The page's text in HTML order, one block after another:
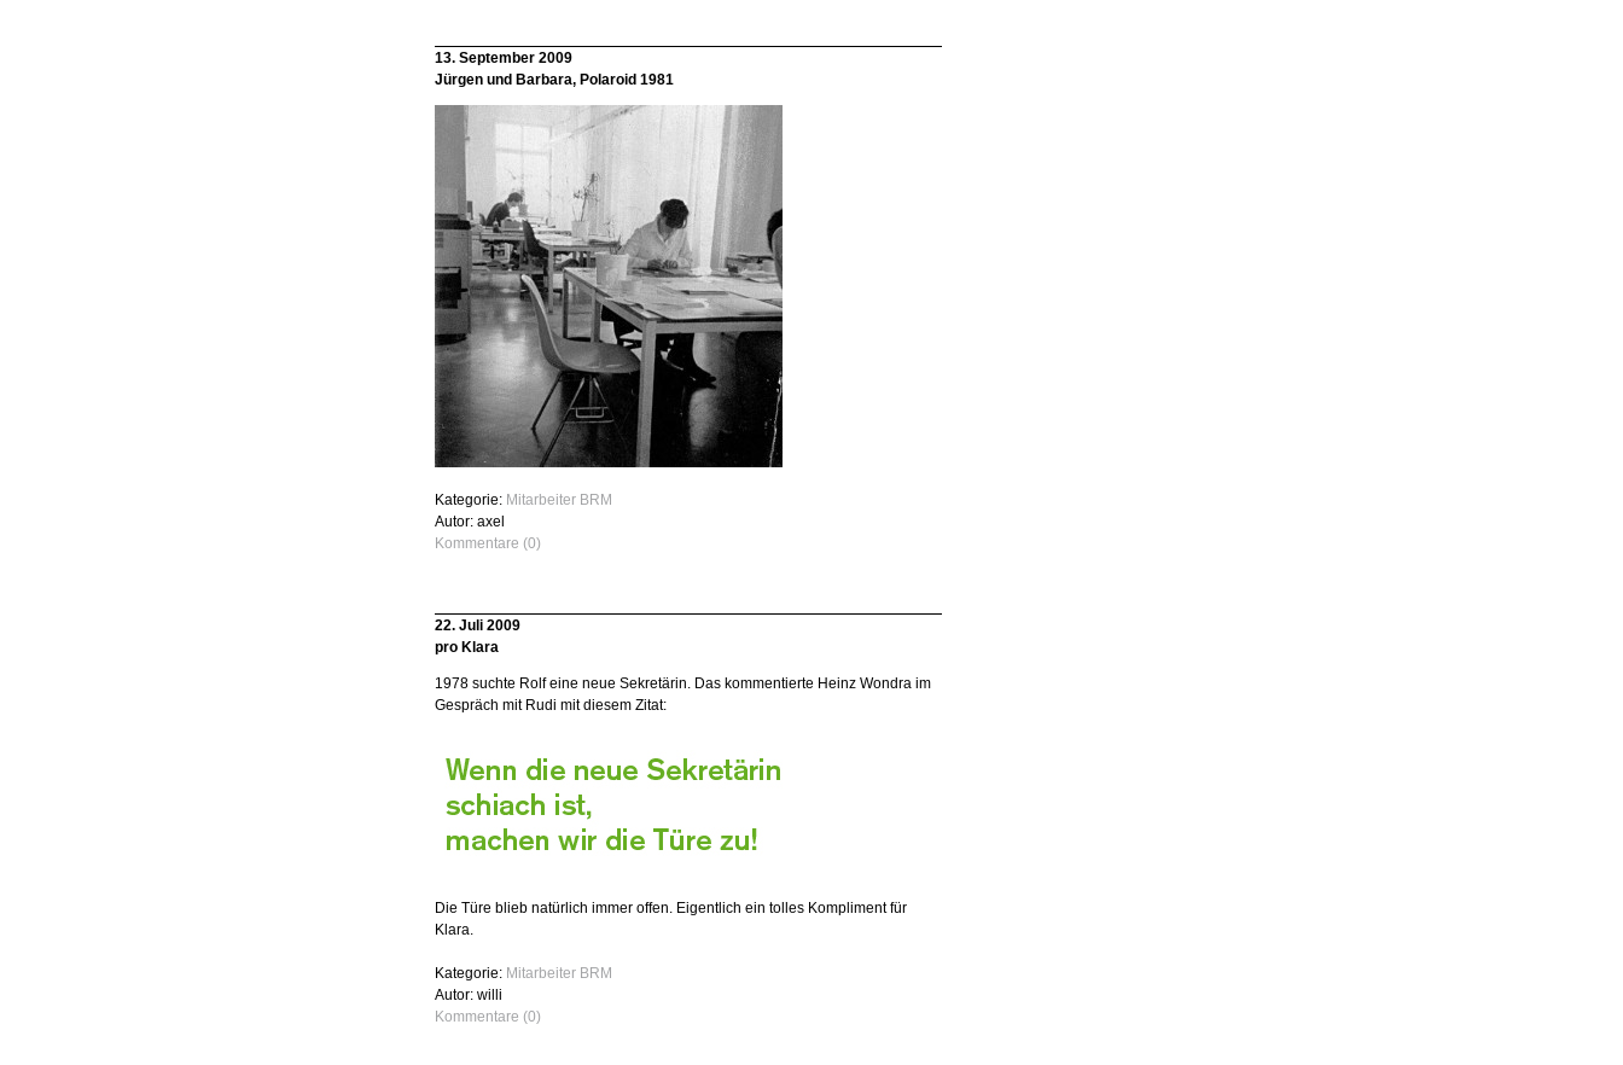
13. September 2009
Jürgen und Barbara, Polaroid 1981
Kategorie: Mitarbeiter BRM
Autor: axel
Kommentare (0)
22. Juli 2009
pro Klara
1978 suchte Rolf eine neue Sekretärin. Das kommentierte Heinz Wondra im
Gespräch mit Rudi mit diesem Zitat:
Die Türe blieb natürlich immer offen. Eigentlich ein tolles Kompliment für
Klara.
Kategorie: Mitarbeiter BRM
Autor: willi
Kommentare (0)